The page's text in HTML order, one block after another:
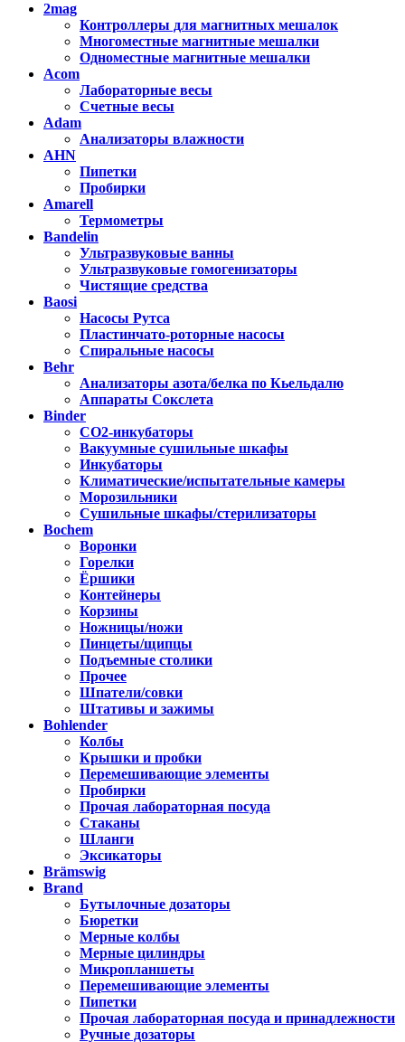
2mag
Контроллеры для магнитных мешалок
Многоместные магнитные мешалки
Одноместные магнитные мешалки
Acom
Лабораторные весы
Счетные весы
Adam
Анализаторы влажности
AHN
Пипетки
Пробирки
Amarell
Термометры
Bandelin
Ультразвуковые ванны
Ультразвуковые гомогенизаторы
Чистящие средства
Baosi
Насосы Рутса
Пластинчато-роторные насосы
Спиральные насосы
Behr
Анализаторы азота/белка по Кьельдалю
Аппараты Сокслета
Binder
CO2-инкубаторы
Вакуумные сушильные шкафы
Инкубаторы
Климатические/испытательные камеры
Морозильники
Сушильные шкафы/стерилизаторы
Bochem
Воронки
Горелки
Ёршики
Контейнеры
Корзины
Ножницы/ножи
Пинцеты/щипцы
Подъемные столики
Прочее
Шпатели/совки
Штативы и зажимы
Bohlender
Колбы
Крышки и пробки
Перемешивающие элементы
Пробирки
Прочая лабораторная посуда
Стаканы
Шланги
Эксикаторы
Brämswig
Brand
Бутылочные дозаторы
Бюретки
Мерные колбы
Мерные цилиндры
Микропланшеты
Перемешивающие элементы
Пипетки
Прочая лабораторная посуда и принадлежности
Ручные дозаторы